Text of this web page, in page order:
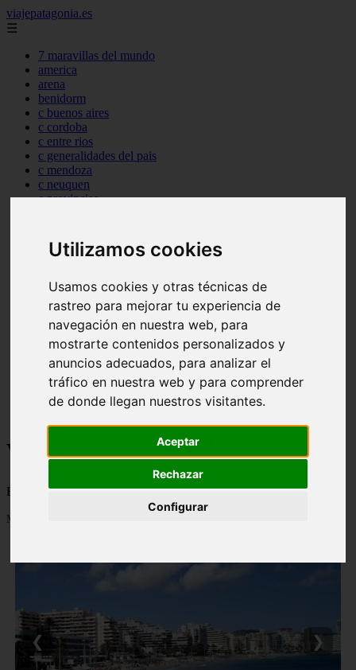
Utilizamos cookies
Usamos cookies y otras técnicas de
rastreo para mejorar tu experiencia de
navegación en nuestra web, para
mostrarte contenidos personalizados y
anuncios adecuados, para analizar el
tráfico en nuestra web y para comprender
de donde llegan nuestros visitantes.
Aceptar
Rechazar
Configurar
viajepatagonia.es
☰
7 maravillas del mundo
america
arena
benidorm
c buenos aires
c cordoba
c entre rios
c generalidades del pais
c mendoza
c neuquen
c provincias
c tierra de fuego
c tucuman
carmen
category
destinos
gijon
lanzarote
monumentos
naturaleza
san
Viajes a la Patagonia
Blog sobre la Patagonia en particular y sobre turismo en general
Mostrando 1 - 24 de 479 artículos
❮ ❯